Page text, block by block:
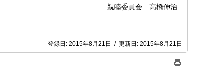
委員会 高橋伸治
登録日: 2015年8月21日 / 更新日: 2015年8月21日